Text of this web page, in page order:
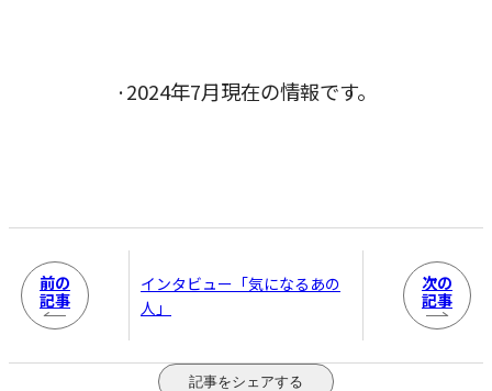
·2024年7月現在の情報です。
前の
記事
インタビュー「気になるあの
人」
次の
記事
記事をシェアする